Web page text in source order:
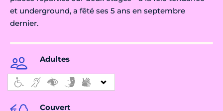
et underground, a fêté ses 5 ans en septembre
dernier.
Adultes
Couvert